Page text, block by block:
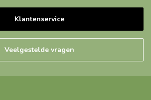
Klantenservice
Veelgestelde vragen